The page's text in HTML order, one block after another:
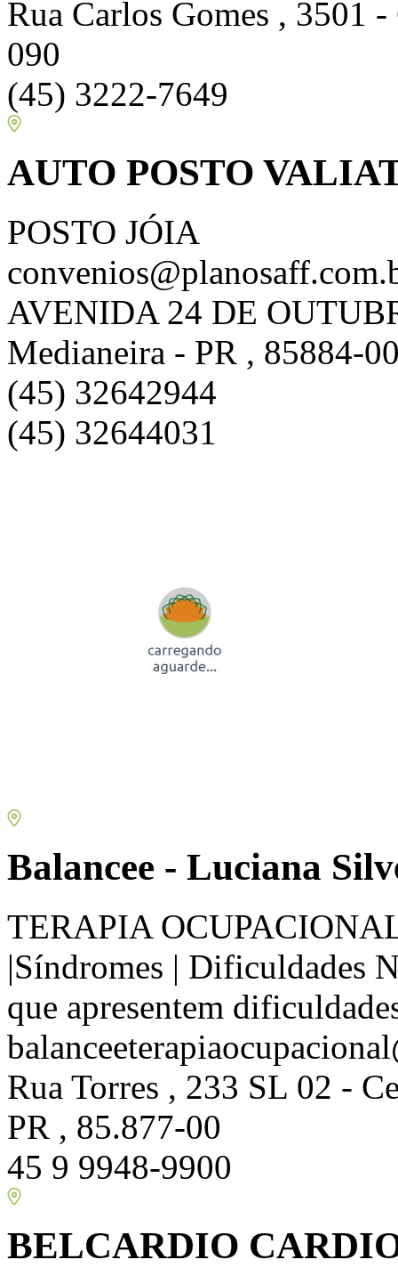
Rua Carlos Gomes , 3501
090
(45) 3222-7649
AUTO POSTO
POSTO JÓIA
AVENIDA 24 DE
Medianeira - PR , 85884-
(45) 32642944
(45) 32644031
Balancee - Luciana
TERAPIA
|Síndromes | Dificuldades
que apresentem
Rua Torres , 233 SL 02 -
PR , 85.877-00
45 9 9948-9900
BELCARDIO